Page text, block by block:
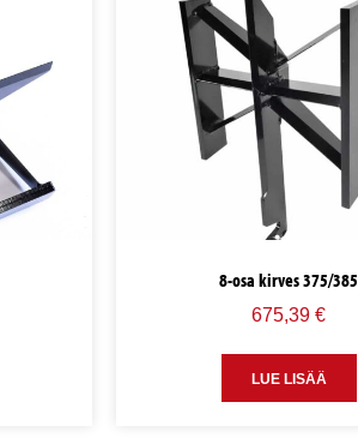
8-osa kirves 375/385
675,39€
LUE LISÄÄ